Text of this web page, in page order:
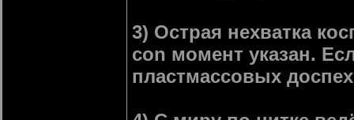
3) Острая нехватка
con момент указан.
пластмассовых